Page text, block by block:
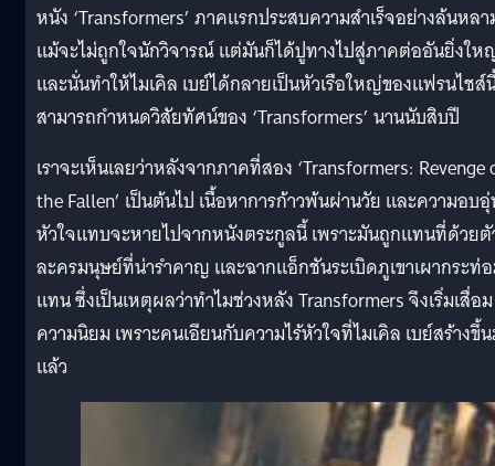
หนัง ‘Transformers’ ภาคแรกประสบความสำเร็จอย่างล้นหล
แม้จะไม่ถูกใจนักวิจารณ์ แต่มันก็ได้ปูทางไปสู่ภาคต่ออันยิ่งใ
และนั่นทำให้ไมเคิล เบย์ได้กลายเป็นหัวเรือใหญ่ของแฟรนไชส์
สามารถกำหนดวิสัยทัศน์ของ ‘Transformers’ นานนับสิบปี
เราจะเห็นเลยว่าหลังจากภาคที่สอง ‘Transformers: Revenge
the Fallen’ เป็นต้นไป เนื้อหาการก้าวพ้นผ่านวัย และความอบ
หัวใจแทบจะหายไปจากหนังตระกูลนี้ เพราะมันถูกแทนที่ด้วย
ละครมนุษย์ที่น่ารำคาญ และฉากแอ็กชันระเบิดภูเขาเผากระท่
แทน ซึ่งเป็นเหตุผลว่าทำไมช่วงหลัง Transformers จึงเริ่มเสื่อม
ความนิยม เพราะคนเอียนกับความไร้หัวใจที่ไมเคิล เบย์สร้างขึ้
แล้ว